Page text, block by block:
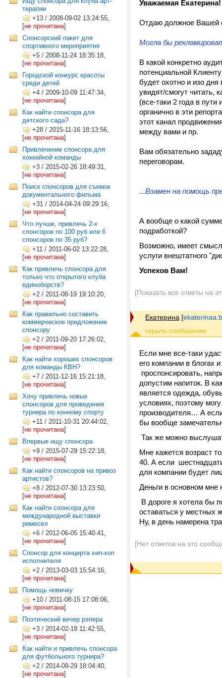
терапии
+13 / 2008-09-02 13:24:55,
[не прочитана]
Спонсорский пакет для
спортивного мероприятия
+5 / 2008-11-24 18:35:18,
[не прочитана]
Городской конкурс красоты
среди детей
+4 / 2009-10-09 11:47:34,
[не прочитана]
Как найти спонсора для
детского сада?
+28 / 2015-11-16 18:13:56,
[не прочитана]
Привлечение спонсора для
хоккейной команды
+3 / 2015-02-26 18:49:31,
[не прочитана]
Поиск спонсоров для съемок
документального фильма
+31 / 2014-04-24 09:29:16,
[не прочитана]
Что лучше, привлечь 2-х
спонсоров по 100 руб или 6
спонсоров по 35 руб?
+11 / 2011-06-02 13:22:28,
[не прочитана]
Как привлечь спонсора для
только что открытого клуба
единоборств?
+2 / 2011-08-19 19:10:20,
[не прочитана]
Как правильно составить
коммерческое предложение
спонсору
+2 / 2011-09-20 17:26:02,
[не прочитана]
Как найти хороших спонсоров
для команды КВН?
+7 / 2011-12-16 15:21:18,
[не прочитана]
Хочу привлечь новых
спонсоров для проведения
турнира по конному спорту
+11 / 2011-10-31 20:44:02,
[не прочитана]
Впервые ищу спонсора
+9 / 2015-07-29 15:22:18,
[не прочитана]
Как найти спонсоров на привоз
артистов?
+8 / 2012-07-30 13:23:50,
[не прочитана]
Как найти спонсора для
международной выставки
ремесел
+6 / 2012-06-05 15:40:41,
[не прочитана]
Cпонсор для концерта хип-хоп
исполнителя
+2 / 2013-03-03 15:54:16,
[не прочитана]
Помощь новичку
+10 / 2011-08-15 17:08:06,
[не прочитана]
Поэтический вечер рэпера
+3 / 2014-02-18 11:42:55,
[не прочитана]
Как найти и привлечь спонсора
для футбольного турнира?
+2 / 2014-08-29 18:04:40,
[не прочитана]
Уважаемая Екатерина!
Отдаю должное Вашей
Могла бы
В какой конкретно
потенциальной
будет охотно и изо
увидят/смогут читать,
(все-таки 2 года в
органично в эти
этот канал
между вами и пр.
Вам обязательно
переговорам.
...Взамен на помощь
А вообще о какой
подработкой?
Возможно, имеет
услуги внештатного
Успехов Вам!
[Показать все ответы на
Екатерина [
Если мне все-таки
его компании в блогах
проспонсировать,
допустим напиток. В
является одежда,
условиях, поэтому
производителя… А
бы вообще
Так же можно
Мне кажется возраст
40. А если
для компании будет
Деньги в основном
В дороге я хотела бы
оставаться у местных
Ну, в день намерена
[Нет ответов на это